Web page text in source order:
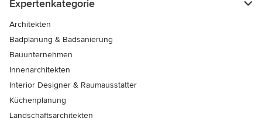
Expertenkategorie
Architekten
Badplanung & Badsanierung
Bauunternehmen
Innenarchitekten
Interior Designer & Raumausstatter
Küchenplanung
Landschaftsarchitekten